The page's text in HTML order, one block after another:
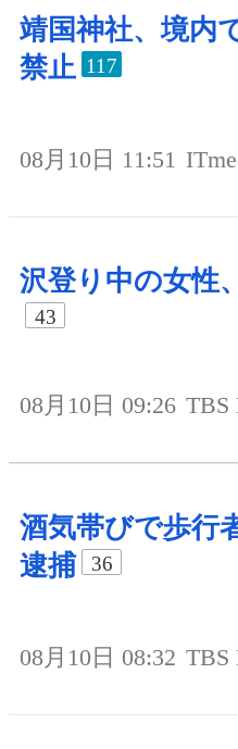
靖国神社、境内
禁止 117
08月10日 11:51
沢登り中の女性
43
08月10日 09:26 TBS
酒気帯びで歩行
逮捕
36
08月10日 08:32 TBS